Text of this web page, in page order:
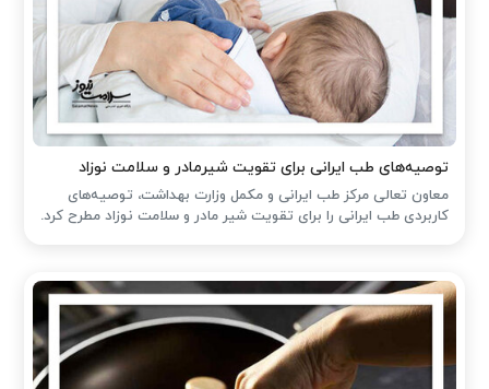
توصیه‌های طب ایرانی برای تقویت شیرمادر و سلامت نوزاد
معاون تعالی مرکز طب ایرانی و مکمل وزارت بهداشت، توصیه‌های
کاربردی طب ایرانی را برای تقویت شیر مادر و سلامت نوزاد مطرح کرد.